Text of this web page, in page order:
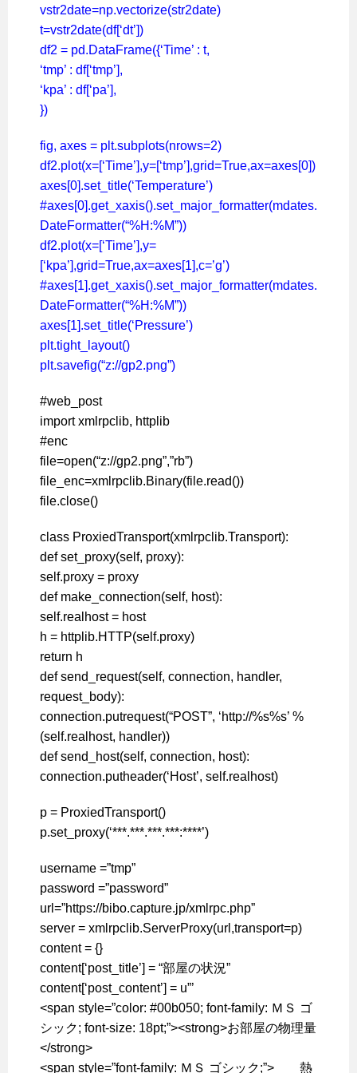
vstr2date=np.vectorize(str2date)
t=vstr2date(df[‘dt’])
df2 = pd.DataFrame({‘Time’ : t,
‘tmp’ : df[‘tmp’],
‘kpa’ : df[‘pa’],
})
fig, axes = plt.subplots(nrows=2)
df2.plot(x=[‘Time’],y=[‘tmp’],grid=True,ax=axes[0])
axes[0].set_title(‘Temperature’)
#axes[0].get_xaxis().set_major_formatter(mdates.
DateFormatter(“%H:%M”))
df2.plot(x=[‘Time’],y=
[‘kpa’],grid=True,ax=axes[1],c=’g’)
#axes[1].get_xaxis().set_major_formatter(mdates.
DateFormatter(“%H:%M”))
axes[1].set_title(‘Pressure’)
plt.tight_layout()
plt.savefig(“z://gp2.png”)
#web_post
import xmlrpclib, httplib
#enc
file=open(“z://gp2.png”,”rb”)
file_enc=xmlrpclib.Binary(file.read())
file.close()
class ProxiedTransport(xmlrpclib.Transport):
def set_proxy(self, proxy):
self.proxy = proxy
def make_connection(self, host):
self.realhost = host
h = httplib.HTTP(self.proxy)
return h
def send_request(self, connection, handler,
request_body):
connection.putrequest(“POST”, ‘http://%s%s’ %
(self.realhost, handler))
def send_host(self, connection, host):
connection.putheader(‘Host’, self.realhost)
p = ProxiedTransport()
p.set_proxy(‘***.***.***.***:****’)
username =”tmp”
password =”password”
url=”https://bibo.capture.jp/xmlrpc.php”
server = xmlrpclib.ServerProxy(url,transport=p)
content = {}
content[‘post_title’] = “部屋の状況”
content[‘post_content’] = u”’
<span style=”color: #00b050; font-family: ＭＳ ゴ
シック; font-size: 18pt;”><strong>お部屋の物理量
</strong>
<span style=”font-family: ＭＳ ゴシック;”> 熱